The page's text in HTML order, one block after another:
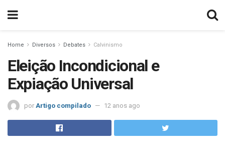
Home Diversos Debates Calvinismo
Eleição Incondicional e
Expiação Universal
por Artigo compilado 12 anos ago